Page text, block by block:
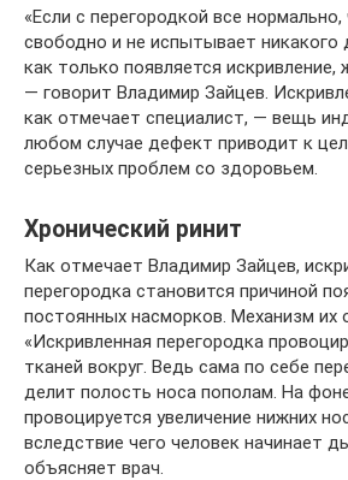
«Если с перегородкой все
свободно и не испытывает никакого
как только появляется искривление,
— говорит Владимир Зайцев.
как отмечает специалист, — вещь
любом случае дефект приводит к
серьезных проблем со здоровьем.
Хронический ринит
Как отмечает Владимир Зайцев,
перегородка становится причиной
постоянных насморков. Механизм их
«Искривленная перегородка
тканей вокруг. Ведь сама по себе
делит полость носа пополам. На
провоцируется увеличение нижних
вследствие чего человек начинает
объясняет врач.